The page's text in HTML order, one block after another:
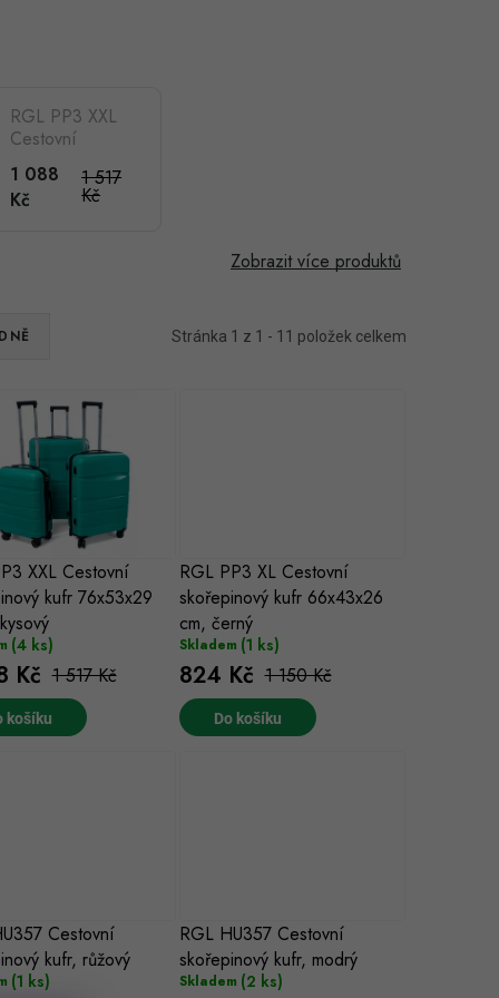
RGL PP3 XXL
Cestovní
skořepinový
kufr 76x53x29
cm, tyrkysový
1 517
Kč
1 088
Kč
Zobrazit více produktů
Stránka 1 z 1 - 11 položek celkem
XXL Cestovní
kufr 76x53x29
(4 ks)
Kč 1 517 Kč
košíku
RGL PP3 XL Cestovní
skořepinový kufr 66x43x26
cm, černý
Skladem (1 ks)
824 Kč 1 150 Kč
Do košíku
Cestovní
kufr, růžový
(1 ks)
RGL HU357 Cestovní
skořepinový kufr, modrý
Skladem (2 ks)